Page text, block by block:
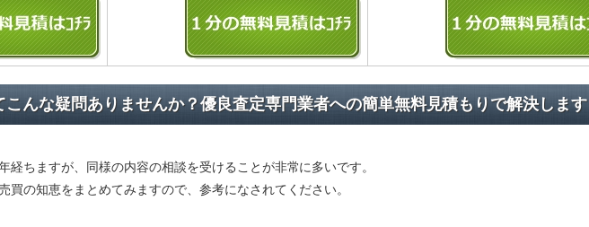
んな疑問ありませんか？優良査定専門業者への簡単無料見積もりで解決します
経ちますが、同様の内容の相談を受けることが非常に多いです。
買の知恵をまとめてみますので、参考になされてください。